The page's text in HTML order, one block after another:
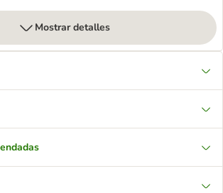
Mostrar detalles